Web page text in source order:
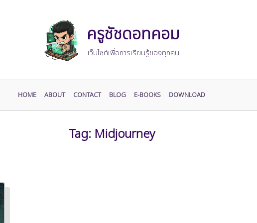
ครูชัชดอทคอม
เว็บไซต์เพื่อการเรียนรู้ของทุกคน
HOME ABOUT CONTACT BLOG E-BOOKS DOWNLOAD
Tag: Midjourney